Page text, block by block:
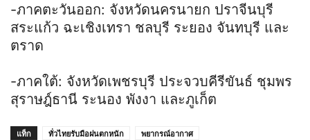
-ภาคตะวันออก: จังหวัดนครนายก ปราจีนบุรี
สระแก้ว ฉะเชิงเทรา ชลบุรี ระยอง จันทบุรี และ
ตราด
-ภาคใต้: จังหวัดเพชรบุรี ประจวบคีรีขันธ์ ชุมพร
สุราษฎ์ธานี ระนอง พังงา และภูเก็ต
แท็ก ทั่วไทยรับมือฝนตกหนัก พยากรณ์อากาศ